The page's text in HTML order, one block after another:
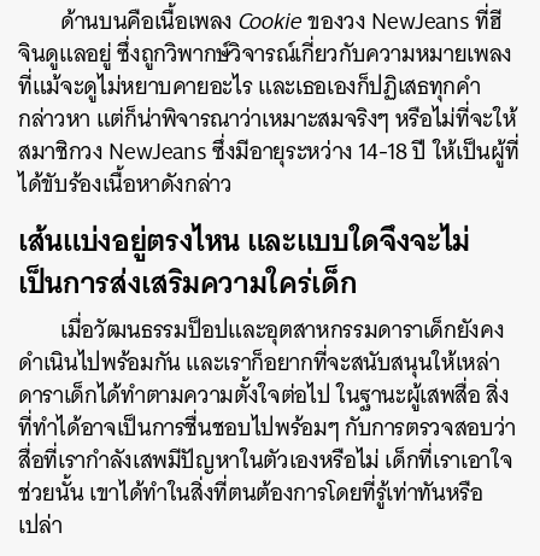
ด้านบนคือเนื้อเพลงCookieของวง NewJeans ที่ฮี
จินดูแลอยู่ ซึ่งถูกวิพากษ์วิจารณ์เกี่ยวกับความหมายเพลง
ที่แม้จะดูไม่หยาบคายอะไร และเธอเองก็ปฏิเสธทุกคำ
กล่าวหา แต่ก็น่าพิจารณาว่าเหมาะสมจริงๆ หรือไม่ที่จะให้
สมาชิกวง NewJeans ซึ่งมีอายุระหว่าง 14-18 ปี ให้เป็นผู้ที่
ได้ขับร้องเนื้อหาดังกล่าว
เส้นแบ่งอยู่ตรงไหน และแบบใดจึงจะไม่
เป็นการส่งเสริมความใคร่เด็ก
เมื่อวัฒนธรรมป็อปและอุตสาหกรรมดาราเด็กยังคง
ดำเนินไปพร้อมกัน และเราก็อยากที่จะสนับสนุนให้เหล่า
ดาราเด็กได้ทำตามความตั้งใจต่อไป ในฐานะผู้เสพสื่อ สิ่ง
ที่ทำได้อาจเป็นการชื่นชอบไปพร้อมๆ กับการตรวจสอบว่า
สื่อที่เรากำลังเสพมีปัญหาในตัวเองหรือไม่ เด็กที่เราเอาใจ
ช่วยนั้น เขาได้ทำในสิ่งที่ตนต้องการโดยที่รู้เท่าทันหรือ
เปล่า